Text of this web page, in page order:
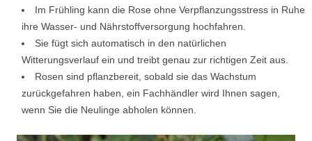
Im Frühling kann die Rose ohne Verpflanzungsstress in Ruhe
ihre Wasser- und Nährstoffversorgung hochfahren.
Sie fügt sich automatisch in den natürlichen
Witterungsverlauf ein und treibt genau zur richtigen Zeit aus.
Rosen sind pflanzbereit, sobald sie das Wachstum
zurückgefahren haben, ein Fachhändler wird Ihnen sagen,
wenn Sie die Neulinge abholen können.